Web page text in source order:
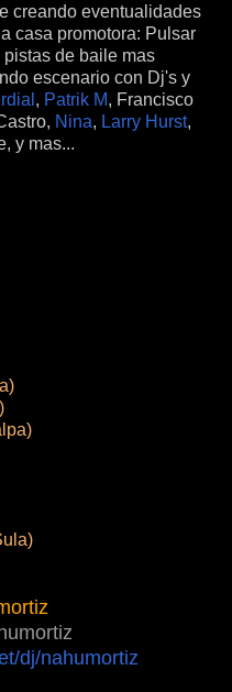
creando eventualidades
casa promotora: Pulsar
de baile mas
escenario con Dj's y
, Patrik M, Francisco
Nina, Larry Hurst,
y mas...
dj/nahumortiz